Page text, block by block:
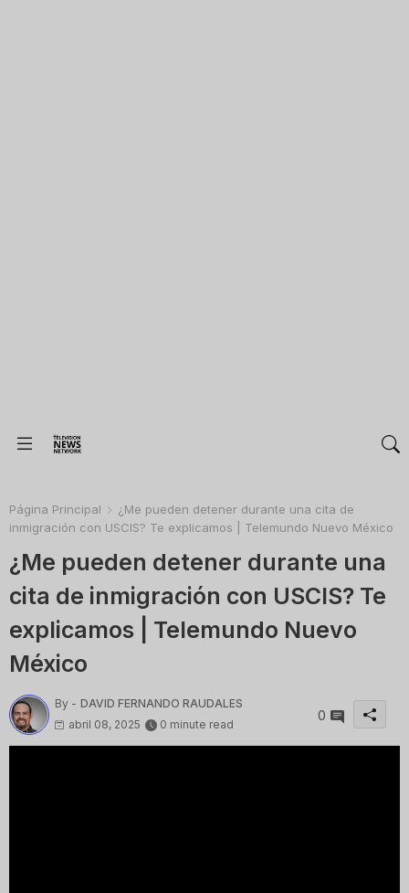
Página Principal
¿Me pueden detener durante una cita de
inmigración con USCIS? Te explicamos | Telemundo Nuevo México
¿Me pueden detener durante una
cita de inmigración con USCIS? Te
explicamos | Telemundo Nuevo
México
By - DAVID FERNANDO RAUDALES
abril 08, 2025
0 minute read
0